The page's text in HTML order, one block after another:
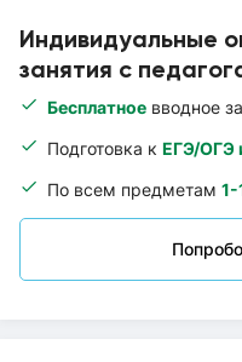
Индивидуальные
занятия с
Бесплатное вводное
Подготовка к ЕГЭ/ОГЭ
По всем предметам 1-